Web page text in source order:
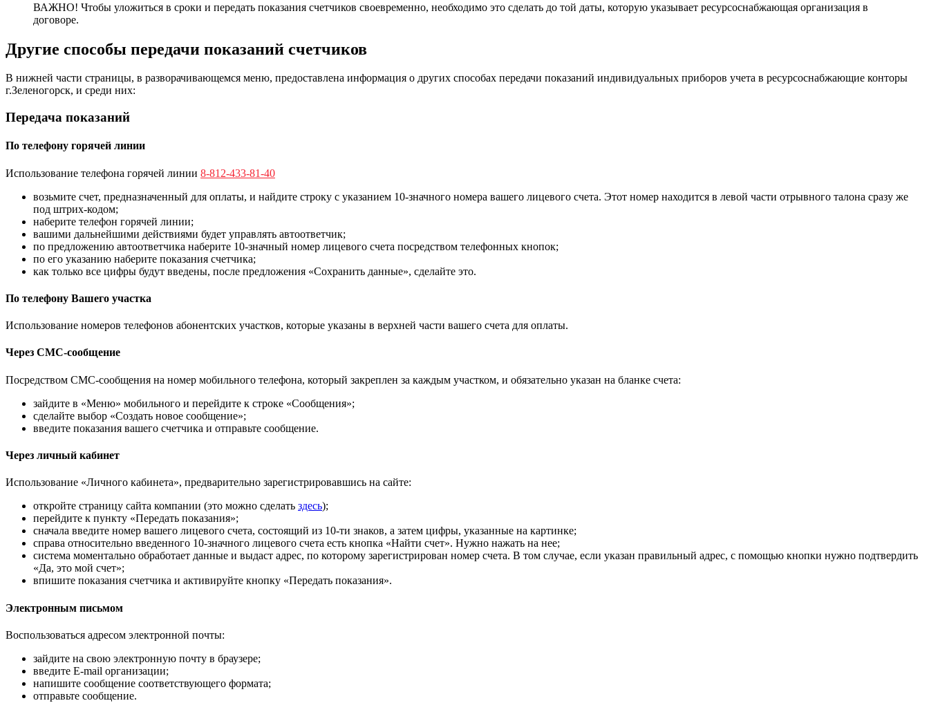
ВАЖНО! Чтобы уложиться в сроки и передать показания счетчиков своевременно, необходимо это сделать до той даты, которую указывает ресурсоснабжающая организация в
договоре.
Другие способы передачи показаний счетчиков
В нижней части страницы, в разворачивающемся меню, предоставлена информация о других способах передачи показаний индивидуальных приборов учета в ресурсоснабжающие конторы
г.Зеленогорск, и среди них:
Передача показаний
По телефону горячей линии
Использование телефона горячей линии 8-812-433-81-40
возьмите счет, предназначенный для оплаты, и найдите строку с указанием 10-значного номера вашего лицевого счета. Этот номер находится в левой части отрывного талона сразу же
под штрих-кодом;
наберите телефон горячей линии;
вашими дальнейшими действиями будет управлять автоответчик;
по предложению автоответчика наберите 10-значный номер лицевого счета посредством телефонных кнопок;
по его указанию наберите показания счетчика;
как только все цифры будут введены, после предложения «Сохранить данные», сделайте это.
По телефону Вашего участка
Использование номеров телефонов абонентских участков, которые указаны в верхней части вашего счета для оплаты.
Через СМС-сообщение
Посредством СМС-сообщения на номер мобильного телефона, который закреплен за каждым участком, и обязательно указан на бланке счета:
зайдите в «Меню» мобильного и перейдите к строке «Сообщения»;
сделайте выбор «Создать новое сообщение»;
введите показания вашего счетчика и отправьте сообщение.
Через личный кабинет
Использование «Личного кабинета», предварительно зарегистрировавшись на сайте:
откройте страницу сайта компании (это можно сделать здесь);
перейдите к пункту «Передать показания»;
сначала введите номер вашего лицевого счета, состоящий из 10-ти знаков, а затем цифры, указанные на картинке;
справа относительно введенного 10-значного лицевого счета есть кнопка «Найти счет». Нужно нажать на нее;
система моментально обработает данные и выдаст адрес, по которому зарегистрирован номер счета. В том случае, если указан правильный адрес, с помощью кнопки нужно подтвердить
«Да, это мой счет»;
впишите показания счетчика и активируйте кнопку «Передать показания».
Электронным письмом
Воспользоваться адресом электронной почты:
зайдите на свою электронную почту в браузере;
введите E-mail организации;
напишите сообщение соответствующего формата;
отправьте сообщение.